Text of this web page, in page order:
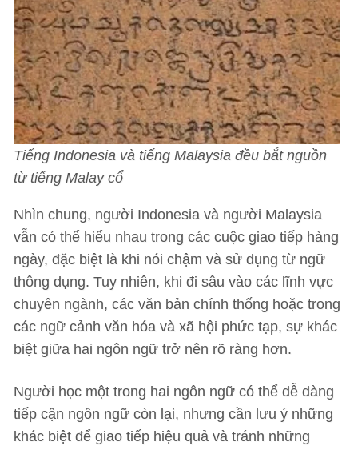
Tiếng Indonesia và tiếng Malaysia đều bắt nguồn
từ tiếng Malay cổ
Nhìn chung, người Indonesia và người Malaysia
vẫn có thể hiểu nhau trong các cuộc giao tiếp hàng
ngày, đặc biệt là khi nói chậm và sử dụng từ ngữ
thông dụng. Tuy nhiên, khi đi sâu vào các lĩnh vực
chuyên ngành, các văn bản chính thống hoặc trong
các ngữ cảnh văn hóa và xã hội phức tạp, sự khác
biệt giữa hai ngôn ngữ trở nên rõ ràng hơn.
Người học một trong hai ngôn ngữ có thể dễ dàng
tiếp cận ngôn ngữ còn lại, nhưng cần lưu ý những
khác biệt để giao tiếp hiệu quả và tránh những